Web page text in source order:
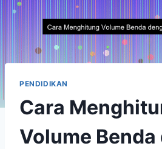
PENDIDIKAN
Cara
Volume Benda